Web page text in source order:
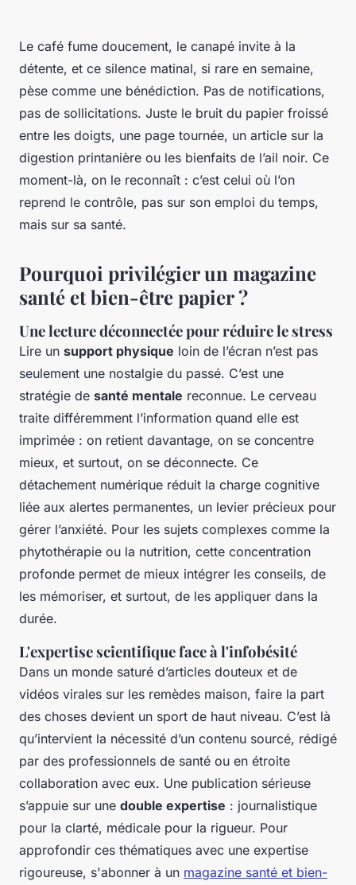
Le café fume doucement, le canapé invite à la
détente, et ce silence matinal, si rare en semaine,
pèse comme une bénédiction. Pas de notifications,
pas de sollicitations. Juste le bruit du papier froissé
entre les doigts, une page tournée, un article sur la
digestion printanière ou les bienfaits de l’ail noir. Ce
moment-là, on le reconnaît : c’est celui où l’on
reprend le contrôle, pas sur son emploi du temps,
mais sur sa santé.
Pourquoi privilégier un magazine
santé et bien-être papier ?
Une lecture déconnectée pour réduire le stress
Lire un support physique loin de l’écran n’est pas
seulement une nostalgie du passé. C’est une
stratégie de santé mentale reconnue. Le cerveau
traite différemment l’information quand elle est
imprimée : on retient davantage, on se concentre
mieux, et surtout, on se déconnecte. Ce
détachement numérique réduit la charge cognitive
liée aux alertes permanentes, un levier précieux pour
gérer l’anxiété. Pour les sujets complexes comme la
phytothérapie ou la nutrition, cette concentration
profonde permet de mieux intégrer les conseils, de
les mémoriser, et surtout, de les appliquer dans la
durée.
L'expertise scientifique face à l'infobésité
Dans un monde saturé d’articles douteux et de
vidéos virales sur les remèdes maison, faire la part
des choses devient un sport de haut niveau. C’est là
qu’intervient la nécessité d’un contenu sourcé, rédigé
par des professionnels de santé ou en étroite
collaboration avec eux. Une publication sérieuse
s’appuie sur une double expertise : journalistique
pour la clarté, médicale pour la rigueur. Pour
approfondir ces thématiques avec une expertise
rigoureuse, s'abonner à un magazine santé et bien-